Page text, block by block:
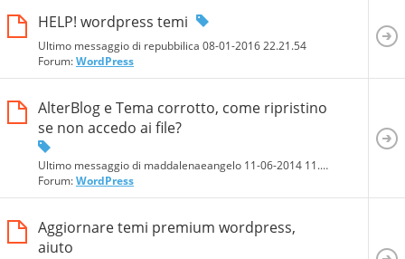
HELP! wordpress temi
Ultimo messaggio di repubbilica 08-01-201622.21.54
Forum:WordPress
AlterBlog e Tema corrotto, come ripristino
se non accedo ai file?
Ultimo messaggio di maddalenaeangelo 11-06-2014 11.55.41
Forum:WordPress
Aggiornare temi premium wordpress,
aiuto